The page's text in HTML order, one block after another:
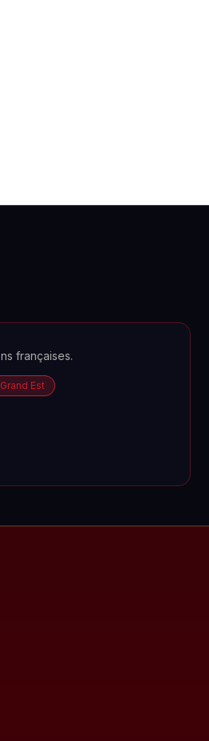
françaises.
Grand Est